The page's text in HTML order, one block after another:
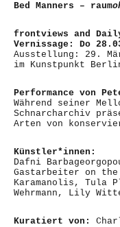
Bed Manners – raum
frontviews and
Vernissage: Do
Ausstellung: 29.
im Kunstpunkt
Performance von
Während seiner
Schnarcharchiv
Arten von
Künstler*innen:
Dafni
Gastarbeiter on
Karamanolis, Tula
Wehrmann, Lily
Kuratiert von: